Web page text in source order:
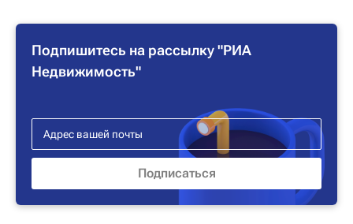
Подпишитесь на рассылку "РИА
Недвижимость"